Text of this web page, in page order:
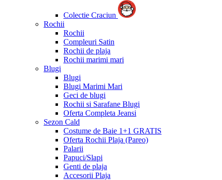
Colectie Craciun
Rochii
Rochii
Compleuri Satin
Rochii de plaja
Rochii marimi mari
Blugi
Blugi
Blugi Marimi Mari
Geci de blugi
Rochii si Sarafane Blugi
Oferta Completa Jeansi
Sezon Cald
Costume de Baie 1+1 GRATIS
Oferta Rochii Plaja (Pareo)
Palarii
Papuci/Slapi
Genti de plaja
Accesorii Plaja